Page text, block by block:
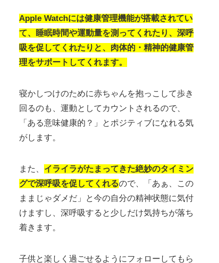
Apple Watchには健康管理機能が搭載されてい
て、睡眠時間や運動量を測ってくれたり、深呼
吸を促してくれたりと、肉体的・精神的健康管
理をサポートしてくれます。
寝かしつけのために赤ちゃんを抱っこして歩き
回るのも、運動としてカウントされるので、
「ある意味健康的？」とポジティブになれる気
がします。
また、 イライラがたまってきた絶妙のタイミン
グで深呼吸を促してくれるので、「あぁ、この
ままじゃダメだ」と今の自分の精神状態に気付
けますし、深呼吸すると少しだけ気持ちが落ち
着きます。
子供と楽しく過ごせるようにフォローしてもら